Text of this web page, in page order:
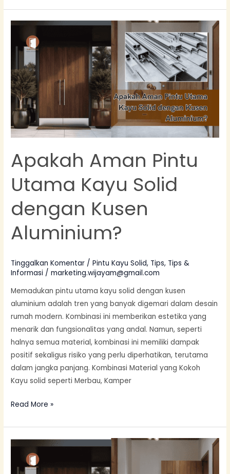
Apakah Aman Pintu
Utama Kayu Solid
dengan Kusen
Aluminium?
Tinggalkan Komentar /Pintu Kayu Solid, Tips, Tips &
Informasi /marketing.wijayam@gmail.com
Memadukan pintu utama kayu solid dengan kusen
aluminium adalah tren yang banyak digemari dalam desain
rumah modern. Kombinasi ini memberikan estetika yang
menarik dan fungsionalitas yang andal. Namun, seperti
halnya semua material, kombinasi ini memiliki dampak
positif sekaligus risiko yang perlu diperhatikan, terutama
dalam jangka panjang. Kombinasi Material yang Kokoh
Kayu solid seperti Merbau, Kamper
Apakah
Aman
Pintu
Utama
Kayu
Solid
dengan
Kusen
Aluminium?
Read More »
Kenapa
Pintu